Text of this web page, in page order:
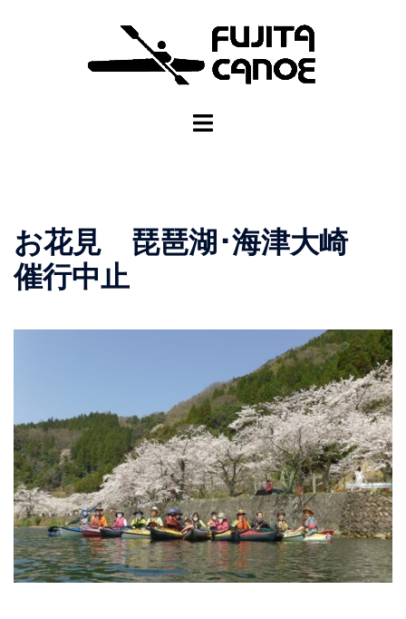
お花見 琵琶湖･海津大崎
催行中止